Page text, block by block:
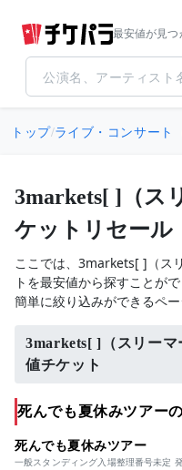
最安値が見つ
トップ/ライブ・コンサート
3markets[ ]（ス
ケットリセール
ここでは、3markets[ ]（ス
トを最安値から探すことが
簡単に絞り込みができるペー
3markets[ ]（スリーマ
値チケット
死んでも夏休みツアー
死んでも夏休みツアー
一般スタンディング入場整理番号未定